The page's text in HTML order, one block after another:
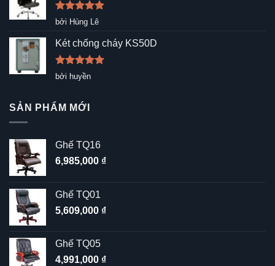
Được xếp
5
sao
bởi Hùng Lê
Két chống cháy KS50D
Được xếp
hạng5
bởi huyền
SẢN PHẨM MỚI
Ghế TQ16
6,985,000 ₫
Ghế TQ01
5,609,000 ₫
Ghế TQ05
4,991,000 ₫